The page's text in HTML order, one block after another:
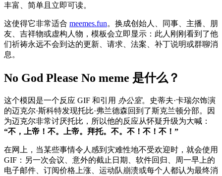
丰富、简单且立即可读。
这使得它非常适合 meemes.fun。换成创始人、同事、主播、朋
友、吉祥物或虚构人物，模板会立即显示：此人刚刚看到了他
们祈祷永远不会到达的更新、请求、法案、补丁说明或群聊消
息。
No God Please No meme 是什么？
这个模因是一个反应 GIF 和引用 办公室。史蒂夫·卡瑞尔饰演
的迈克尔·斯科特发现托比·弗兰德森回到了斯克兰顿分部。因
为迈克尔非常讨厌托比，所以他的反应从怀疑升级为大喊：
“不，上帝！不。上帝。拜托。不。不！不！不！”
在网上，当某些事情令人感到灾难性地不受欢迎时，就会使用
GIF：另一次会议、意外的截止日期、软件回归、周一早上的
电子邮件、订阅价格上涨、运动队崩溃或每个人都认为最终消